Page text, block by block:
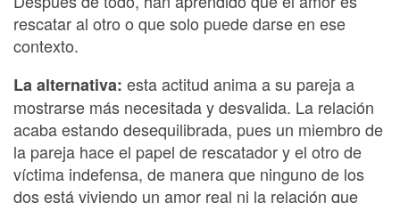
rescatar al otro o que solo puede darse en ese
contexto.
La alternativa: esta actitud anima a su pareja a
mostrarse más necesitada y desvalida. La relación
acaba estando desequilibrada, pues un miembro de
la pareja hace el papel de rescatador y el otro de
víctima indefensa, de manera que ninguno de los
dos está viviendo un amor real ni la relación que